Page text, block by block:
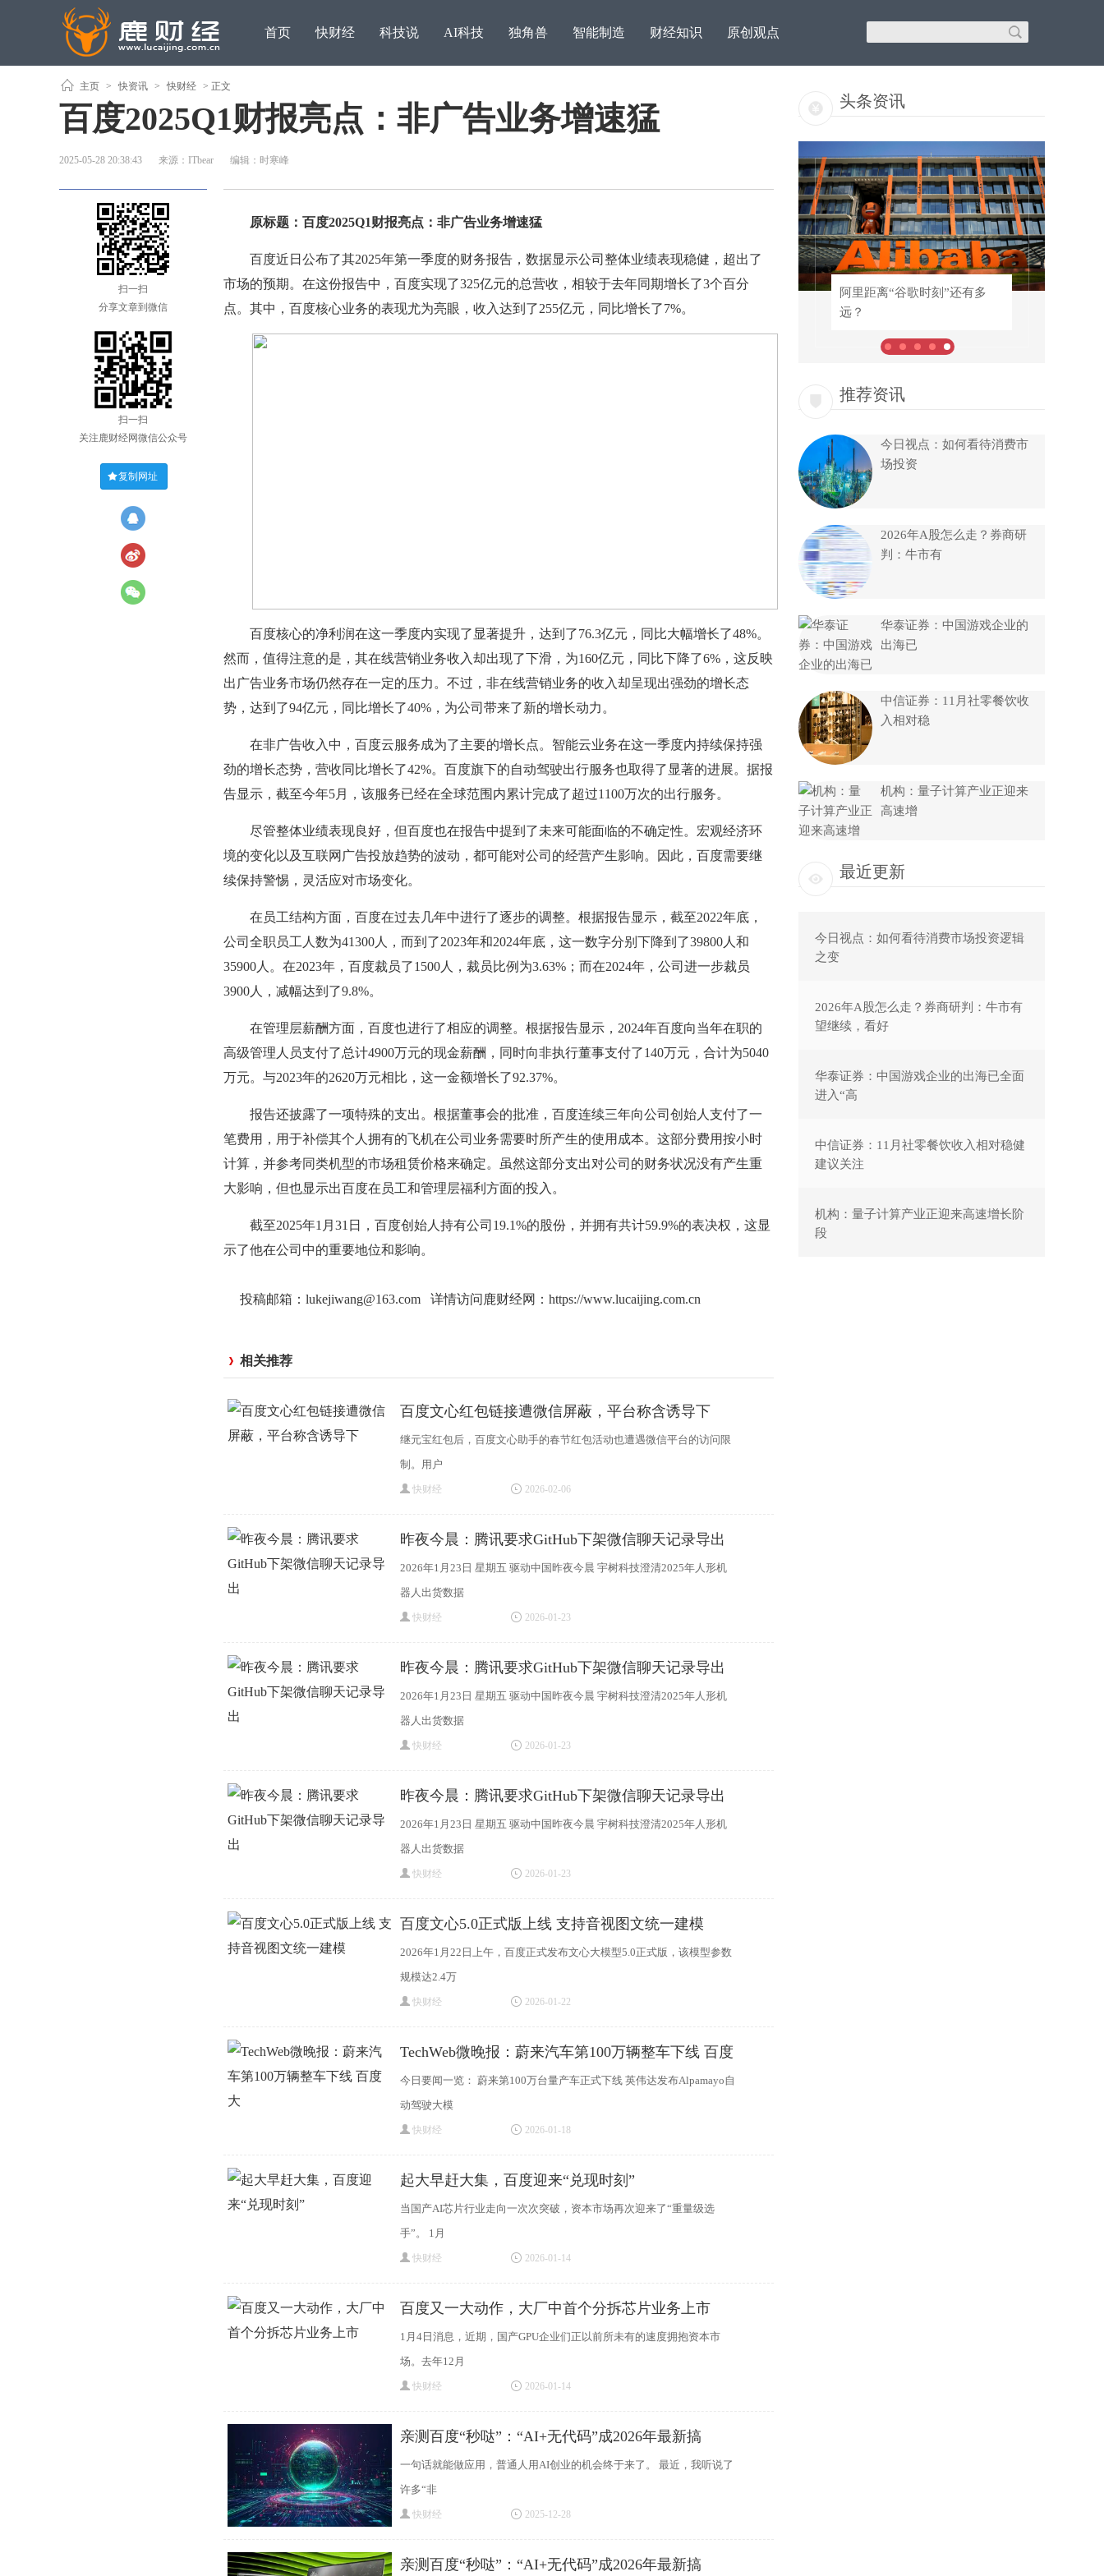
首页 快财经 科技说 AI科技 独角兽 智能制造 财经知识 原创观点
主页 > 快资讯 > 快财经 > 正文
百度2025Q1财报亮点：非广告业务增速猛
2025-05-28 20:38:43 来源：ITbear 编辑：时寒峰
扫一扫
分享文章到微信
扫一扫
关注鹿财经网微信公众号
复制网址
原标题：百度2025Q1财报亮点：非广告业务增速猛
百度近日公布了其2025年第一季度的财务报告，数据显示公司整体业绩表现稳健，超出了
市场的预期。在这份报告中，百度实现了325亿元的总营收，相较于去年同期增长了3个百分
点。其中，百度核心业务的表现尤为亮眼，收入达到了255亿元，同比增长了7%。
百度核心的净利润在这一季度内实现了显著提升，达到了76.3亿元，同比大幅增长了48%。
然而，值得注意的是，其在线营销业务收入却出现了下滑，为160亿元，同比下降了6%，这反映
出广告业务市场仍然存在一定的压力。不过，非在线营销业务的收入却呈现出强劲的增长态
势，达到了94亿元，同比增长了40%，为公司带来了新的增长动力。
在非广告收入中，百度云服务成为了主要的增长点。智能云业务在这一季度内持续保持强
劲的增长态势，营收同比增长了42%。百度旗下的自动驾驶出行服务也取得了显著的进展。据报
告显示，截至今年5月，该服务已经在全球范围内累计完成了超过1100万次的出行服务。
尽管整体业绩表现良好，但百度也在报告中提到了未来可能面临的不确定性。宏观经济环
境的变化以及互联网广告投放趋势的波动，都可能对公司的经营产生影响。因此，百度需要继
续保持警惕，灵活应对市场变化。
在员工结构方面，百度在过去几年中进行了逐步的调整。根据报告显示，截至2022年底，
公司全职员工人数为41300人，而到了2023年和2024年底，这一数字分别下降到了39800人和
35900人。在2023年，百度裁员了1500人，裁员比例为3.63%；而在2024年，公司进一步裁员
3900人，减幅达到了9.8%。
在管理层薪酬方面，百度也进行了相应的调整。根据报告显示，2024年百度向当年在职的
高级管理人员支付了总计4900万元的现金薪酬，同时向非执行董事支付了140万元，合计为5040
万元。与2023年的2620万元相比，这一金额增长了92.37%。
报告还披露了一项特殊的支出。根据董事会的批准，百度连续三年向公司创始人支付了一
笔费用，用于补偿其个人拥有的飞机在公司业务需要时所产生的使用成本。这部分费用按小时
计算，并参考同类机型的市场租赁价格来确定。虽然这部分支出对公司的财务状况没有产生重
大影响，但也显示出百度在员工和管理层福利方面的投入。
截至2025年1月31日，百度创始人持有公司19.1%的股份，并拥有共计59.9%的表决权，这显
示了他在公司中的重要地位和影响。
投稿邮箱：lukejiwang@163.com 详情访问鹿财经网： https://www.lucaijing.com.cn
相关推荐
百度文心红包链接遭微信屏蔽，平台称含诱导下
继元宝红包后，百度文心助手的春节红包活动也遭遇微信平台的访问限
制。用户
快财经 2026-02-06
昨夜今晨：腾讯要求GitHub下架微信聊天记录导出
2026年1月23日 星期五 驱动中国昨夜今晨 宇树科技澄清2025年人形机
器人出货数据
快财经 2026-01-23
昨夜今晨：腾讯要求GitHub下架微信聊天记录导出
2026年1月23日 星期五 驱动中国昨夜今晨 宇树科技澄清2025年人形机
器人出货数据
快财经 2026-01-23
昨夜今晨：腾讯要求GitHub下架微信聊天记录导出
2026年1月23日 星期五 驱动中国昨夜今晨 宇树科技澄清2025年人形机
器人出货数据
快财经 2026-01-23
百度文心5.0正式版上线 支持音视图文统一建模
2026年1月22日上午，百度正式发布文心大模型5.0正式版，该模型参数
规模达2.4万
快财经 2026-01-22
TechWeb微晚报：蔚来汽车第100万辆整车下线 百度
大
今日要闻一览： 蔚来第100万台量产车正式下线 英伟达发布Alpamayo自
动驾驶大模
快财经 2026-01-18
起大早赶大集，百度迎来“兑现时刻”
当国产AI芯片行业走向一次次突破，资本市场再次迎来了“重量级选
手”。 1月
快财经 2026-01-14
百度又一大动作，大厂中首个分拆芯片业务上市
1月4日消息，近期，国产GPU企业们正以前所未有的速度拥抱资本市
场。去年12月
快财经 2026-01-14
亲测百度“秒哒”：“AI+无代码”成2026年最新搞
一句话就能做应用，普通人用AI创业的机会终于来了。 最近，我听说了
许多“非
快财经 2025-12-28
亲测百度“秒哒”：“AI+无代码”成2026年最新搞
头条资讯
追梦之路，稳比快更重要！专
访湖
阿里距离“谷歌时刻”还有多
远？
阿里距离“谷歌时刻”还有多
远？
推荐资讯
今日视点：如何看待消费市
场投资
2026年A股怎么走？券商研
判：牛市有
华泰证券：中国游戏企业的
出海已
中信证券：11月社零餐饮收
入相对稳
机构：量子计算产业正迎来
高速增
最近更新
今日视点：如何看待消费市场投资逻辑
之变
2026年A股怎么走？券商研判：牛市有
望继续，看好
华泰证券：中国游戏企业的出海已全面
进入“高
中信证券：11月社零餐饮收入相对稳健
建议关注
机构：量子计算产业正迎来高速增长阶
段